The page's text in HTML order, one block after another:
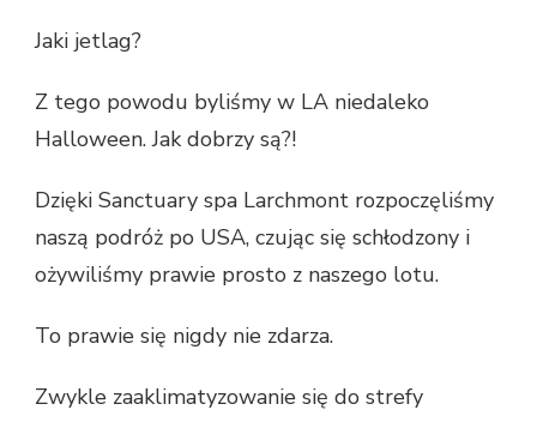
Jaki jetlag?
Z tego powodu byliśmy w LA niedaleko
Halloween. Jak dobrzy są?!
Dzięki Sanctuary spa Larchmont rozpoczęliśmy
naszą podróż po USA, czując się schłodzony i
ożywiliśmy prawie prosto z naszego lotu.
To prawie się nigdy nie zdarza.
Zwykle zaaklimatyzowanie się do strefy